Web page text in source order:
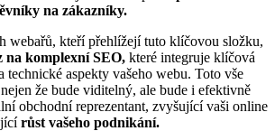
na zákazníky.
webařů, kteří přehlížejí tuto klíčovou složku,
komplexní SEO, které integruje klíčová
technické aspekty vašeho webu. Toto vše
že bude viditelný, ale bude i efektivně
obchodní reprezentant, zvyšující vaši online
růst vašeho podnikání.